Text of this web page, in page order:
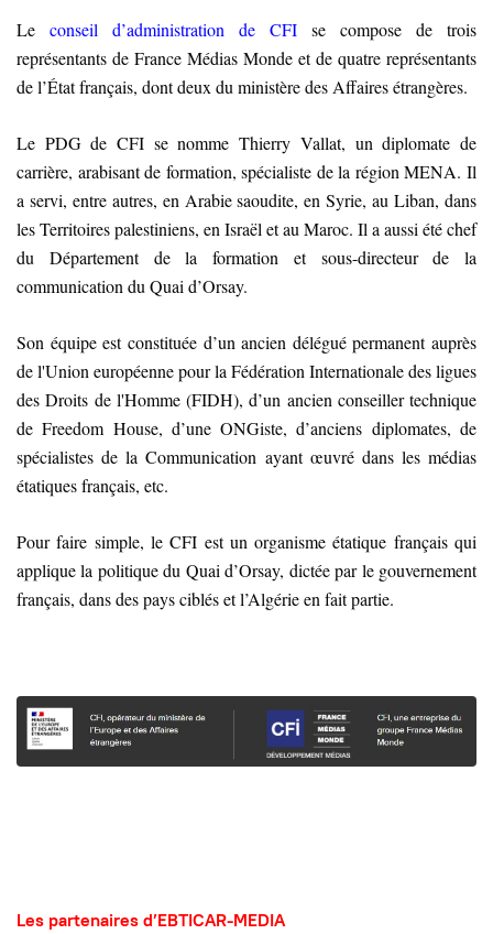
Le conseil d’administration de CFI se compose de trois
représentants de France Médias Monde et de quatre représentants
de l’État français, dont deux du ministère des Affaires étrangères.
Le PDG de CFI se nomme Thierry Vallat, un diplomate de
carrière, arabisant de formation, spécialiste de la région MENA. Il
a servi, entre autres, en Arabie saoudite, en Syrie, au Liban, dans
les Territoires palestiniens, en Israël et au Maroc. Il a aussi été chef
du Département de la formation et sous-directeur de la
communication du Quai d’Orsay.
Son équipe est constituée d’un ancien délégué permanent auprès
de l'Union européenne pour la Fédération Internationale des ligues
des Droits de l'Homme (FIDH), d’un ancien conseiller technique
de Freedom House, d’une ONGiste, d’anciens diplomates, de
spécialistes de la Communication ayant œuvré dans les médias
étatiques français, etc.
Pour faire simple, le CFI est un organisme étatique français qui
applique la politique du Quai d’Orsay, dictée par le gouvernement
français, dans des pays ciblés et l’Algérie en fait partie.
Les partenaires d’EBTICAR-MEDIA